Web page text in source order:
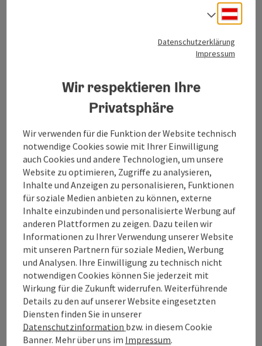
Tourismusverband Mühlviertel
4190 Bad Leonfelden
info@muehlviertel.at
FacebookInstagramPinterestLinkedIn
Kontaktformular
Datenschutzerklärung
Impressum
Wir respektieren Ihre
Privatsphäre
Wir verwenden für die Funktion der Website technisch
notwendige Cookies sowie mit Ihrer Einwilligung
auch Cookies und andere Technologien, um unsere
Website zu optimieren, Zugriffe zu analysieren,
Inhalte und Anzeigen zu personalisieren, Funktionen
für soziale Medien anbieten zu können, externe
Inhalte einzubinden und personalisierte Werbung auf
anderen Plattformen zu zeigen. Dazu teilen wir
Informationen zu Ihrer Verwendung unserer Website
mit unseren Partnern für soziale Medien, Werbung
und Analysen. Ihre Einwilligung zu technisch nicht
notwendigen Cookies können Sie jederzeit mit
Wirkung für die Zukunft widerrufen. Weiterführende
Details zu den auf unserer Website eingesetzten
Diensten finden Sie in unserer
Datenschutzinformation bzw. in diesem Cookie
Banner. Mehr über uns im Impressum.